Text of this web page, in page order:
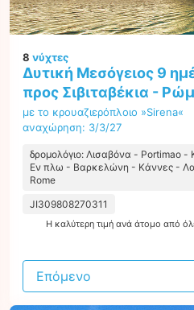
8 νύχτες
Δυτική Μεσόγειος 9
προς Σιβιταβέκια -
με το κρουαζιερόπλοιο »Sirena«
αναχώρηση: 3/3/27
δρομολόγιο: Λισαβόνα - Portimao
Εν πλω - Βαρκελώνη - Κάννες -
Rome
JI309808270311
Η καλύτερη τιμή ανά άτομο από
Επόμενο